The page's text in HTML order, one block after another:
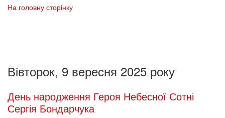
На головну сторінку
Вівторок, 9 вересня 2025 року
День народження Героя Небесної Сотні
Сергія Бондарчука